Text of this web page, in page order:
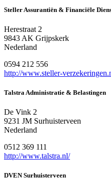
Steller Assurantiën & Financiële
Herestraat 2
9843 AK Grijpskerk
Nederland
0594 212 556
http://www.steller-
Talstra Administratie & Belastingen
De Vink 2
9231 JM Surhuisterveen
Nederland
0512 369 111
http://www.talstra.nl/
DVEN Surhuisterveen